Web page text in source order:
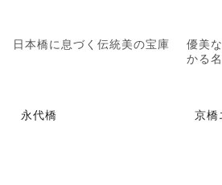
日本橋に息づく伝統美の宝庫
優美
かる
永代橋 京橋